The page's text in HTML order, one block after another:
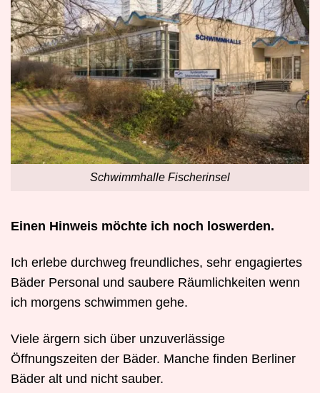
Schwimmhalle Fischerinsel
Einen Hinweis möchte ich noch loswerden.
Ich erlebe durchweg freundliches, sehr engagiertes
Bäder Personal und saubere Räumlichkeiten wenn
ich morgens schwimmen gehe.
Viele ärgern sich über unzuverlässige
Öffnungszeiten der Bäder. Manche finden Berliner
Bäder alt und nicht sauber.